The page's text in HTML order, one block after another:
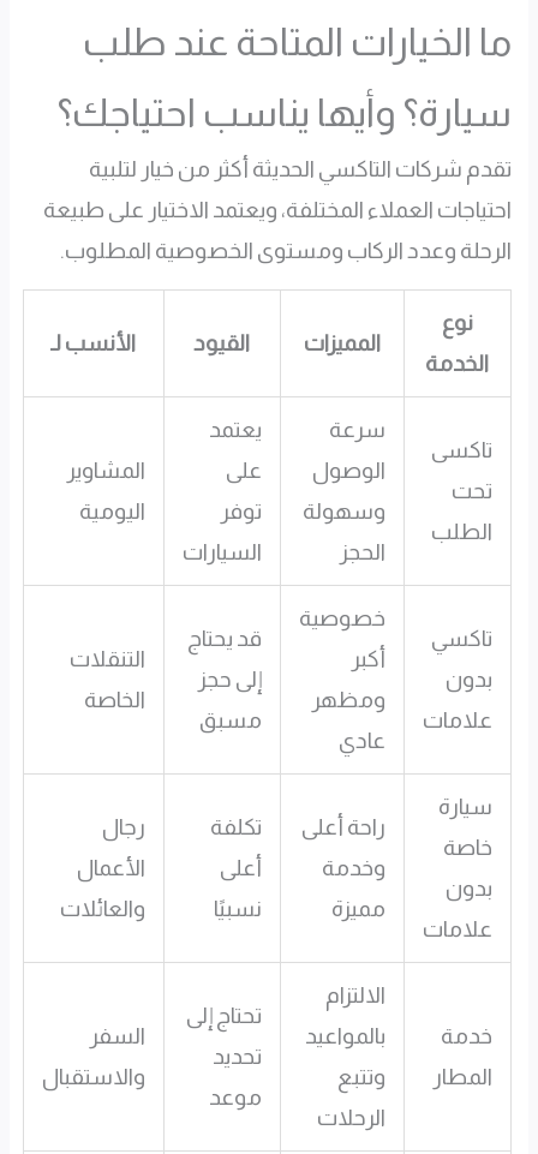
ما الخيارات المتاحة عند طلب
سيارة؟ وأيها يناسب احتياجك؟
تقدم شركات التاكسي الحديثة أكثر من خيار لتلبية
احتياجات العملاء المختلفة، ويعتمد الاختيار على طبيعة
الرحلة وعدد الركاب ومستوى الخصوصية المطلوب.
نوع
الخدمة
المميزات القيود الأنسب لـ
تاكسى
تحت
الطلب
سرعة
الوصول
وسهولة
الحجز
يعتمد
على
توفر
السيارات
المشاوير
اليومية
تاكسي
بدون
علامات
خصوصية
أكبر
ومظهر
عادي
قد يحتاج
إلى حجز
مسبق
التنقلات
الخاصة
سيارة
خاصة
بدون
علامات
راحة أعلى
وخدمة
مميزة
تكلفة
أعلى
نسبيًا
رجال
الأعمال
والعائلات
خدمة
المطار
الالتزام
بالمواعيد
وتتبع
الرحلات
تحتاج إلى
تحديد
موعد
السفر
والاستقبال